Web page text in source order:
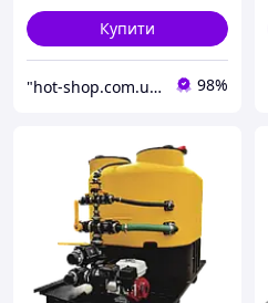
Купити
"hot-shop.com.ua" - інтернет магазин товарів для кухні, спорту, дому і саду 98%